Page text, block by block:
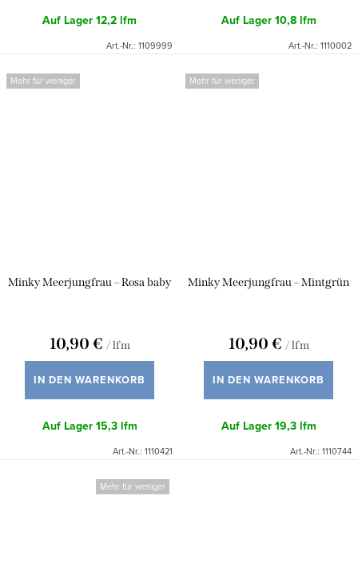
Auf Lager12,2 lfm
Art.-Nr.: 1109999
Auf Lager10,8 lfm
Art.-Nr.: 1110002
Mehr für weniger
Minky Meerjungfrau – Rosa baby
10,90 € / lfm
IN DEN WARENKORB
Auf Lager15,3 lfm
Art.-Nr.: 1110421
Mehr für weniger
Minky Meerjungfrau – Mintgrün
10,90 € / lfm
IN DEN WARENKORB
Auf Lager19,3 lfm
Art.-Nr.: 1110744
Mehr für weniger